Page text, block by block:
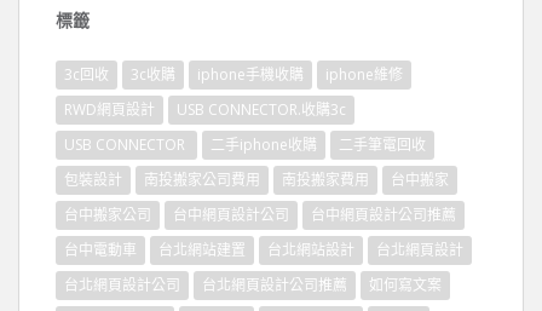
標籤
3c回收 3c收購 iphone手機收購
iphone維修
RWD網頁設計
USB CONNECTOR.收購3c
USB CONNECTOR
二手iphone收購
二手筆電回收
包裝設計
南投搬家公司費用 南投搬家費用
台中搬家
台中搬家公司
台中網頁設計公司
台中網頁設計公司推薦
台中電動車
台北網站建置 台北網站設計
台北網頁設計
台北網頁設計公司
台北網頁設計公司推薦
如何寫文案